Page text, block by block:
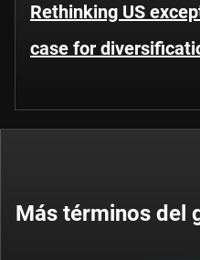
Rethinking US
case for
Más términos del